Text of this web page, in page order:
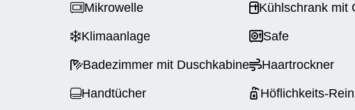
Mikrowelle
Klimaanlage
Badezimmer mit Duschkabine
Handtücher
Kühlschrank mit
Safe
Haartrockner
Höflichkeits-